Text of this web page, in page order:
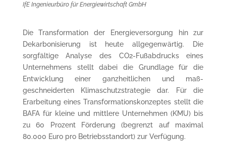
IfE Ingenieurbüro für Energiewirtschaft GmbH
Die Transformation der Energieversorgung hin zur
Dekarbonisierung ist heute allgegenwärtig. Die
sorgfältige Analyse des CO2-Fußabdrucks eines
Unternehmens stellt dabei die Grundlage für die
Entwicklung einer ganzheitlichen und maß­
geschneiderten Klimaschutzstrategie dar. Für die
Erarbeitung eines Transforma­tions­kon­zeptes stellt die
BAFA für kleine und mittlere Un­ternehmen (KMU) bis
zu 60 Prozent Förderung (begrenzt auf maximal
80.000 Euro pro Be­triebs­standort) zur Verfügung.